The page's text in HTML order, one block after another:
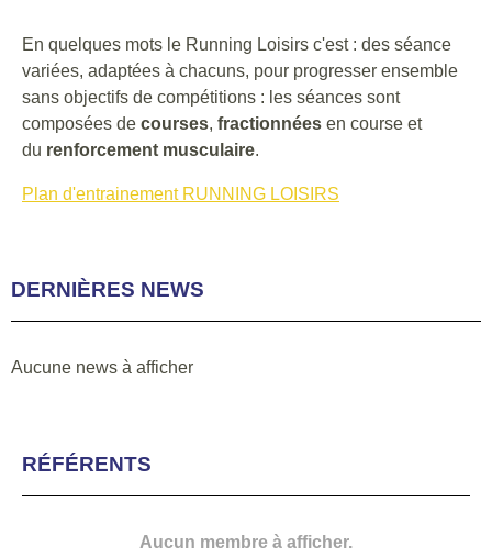
En quelques mots le Running Loisirs c'est : des séance
variées, adaptées à chacuns, pour progresser ensemble
sans objectifs de compétitions : les séances sont
composées de courses, fractionnées en course et
du renforcement musculaire.
Plan d'entrainement RUNNING LOISIRS
DERNIÈRES NEWS
Aucune news à afficher
RÉFÉRENTS
Aucun membre à afficher.